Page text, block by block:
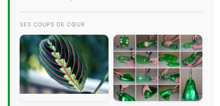
SES COUPS DE CŒUR